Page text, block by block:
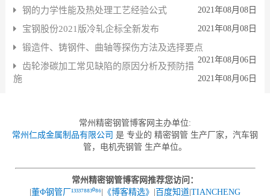
钢的力学性能及热处理工艺经验公式 2021年08月08日
宝钢股份2021版冷轧企标全新发布 2021年08月08日
锻造件、铸钢件、曲轴等探伤方法及选择要点
2021年08月06日
齿轮渗碳加工常见缺陷的原因分析及预防措
施
2021年08月06日
常州精密钢管博客网主办单位:
常州仁成金属制品有限公司 是 专业的 精密钢管 生产厂家，汽车钢
管，电机壳钢管 生产单位。
常州精密钢管博客网推荐您访问：
董Φ钢管厂¹³³³⁷⁸⁸³⁰⁸⁶ 《博客精选》 百度知道 TIANCHENG